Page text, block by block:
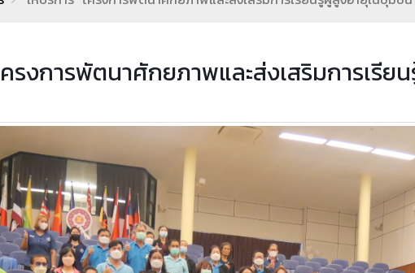
ครงการพัตนาศักยภาพและส่งเสริมการเรีย